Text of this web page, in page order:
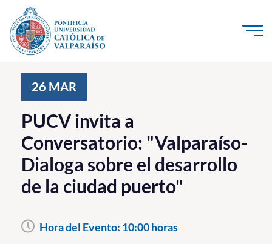
Click acá para ir directamente al contenido
Investigación, Creación e Innovación
PUCV Internacional
Vinculación con el Medio
Admisión
Pregrado
26 MAR
PUCV invita a
Conversatorio: "Valparaíso-
Dialoga sobre el desarrollo
de la ciudad puerto"
Hora del Evento: 10:00 horas